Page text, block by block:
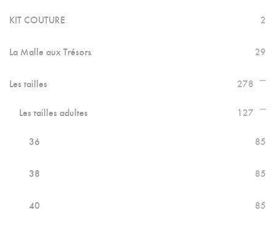
KIT COUTURE 2
La Malle aux Trésors 29
Les tailles 278
Les tailles adultes 127
36 85
38 85
40 85